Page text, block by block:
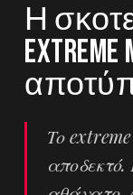
Η
extreme
Το